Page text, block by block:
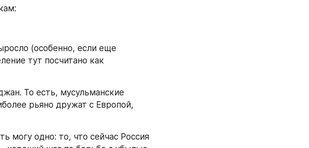
(особенно, если еще
тут посчитано как
То есть, мусульманские
рьяно дружат с Европой,
могу одно: то, что сейчас Россия